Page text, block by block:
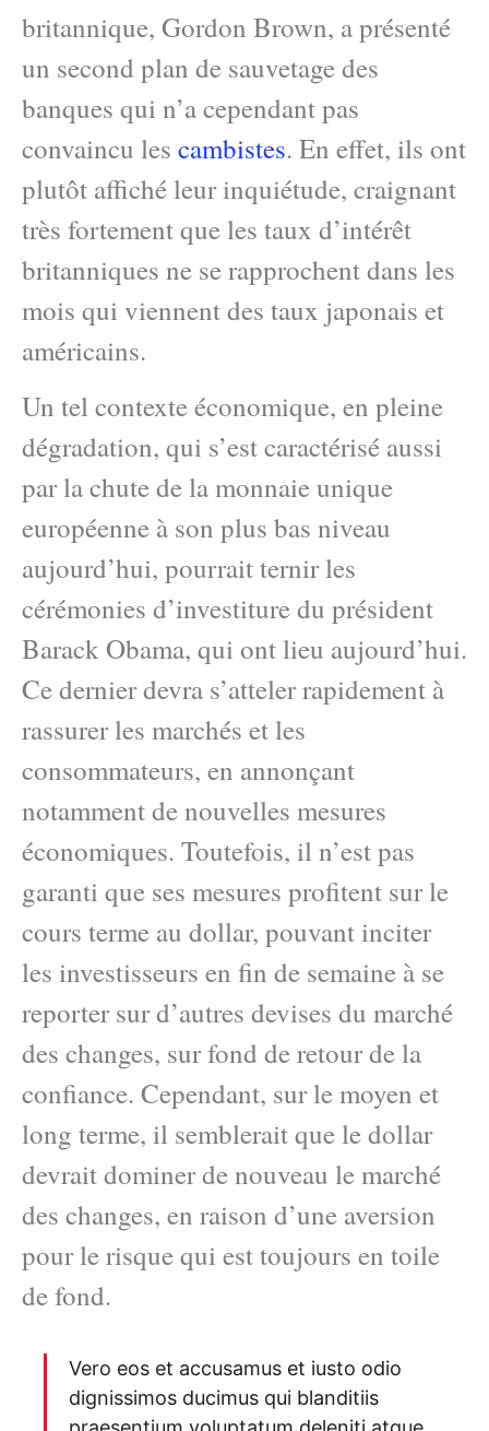
britannique, Gordon Brown, a présenté
un second plan de sauvetage des
banques qui n’a cependant pas
convaincu les cambistes. En effet, ils ont
plutôt affiché leur inquiétude, craignant
très fortement que les taux d’intérêt
britanniques ne se rapprochent dans les
mois qui viennent des taux japonais et
américains.
Un tel contexte économique, en pleine
dégradation, qui s’est caractérisé aussi
par la chute de la monnaie unique
européenne à son plus bas niveau
aujourd’hui, pourrait ternir les
cérémonies d’investiture du président
Barack Obama, qui ont lieu aujourd’hui.
Ce dernier devra s’atteler rapidement à
rassurer les marchés et les
consommateurs, en annonçant
notamment de nouvelles mesures
économiques. Toutefois, il n’est pas
garanti que ses mesures profitent sur le
cours terme au dollar, pouvant inciter
les investisseurs en fin de semaine à se
reporter sur d’autres devises du marché
des changes, sur fond de retour de la
confiance. Cependant, sur le moyen et
long terme, il semblerait que le dollar
devrait dominer de nouveau le marché
des changes, en raison d’une aversion
pour le risque qui est toujours en toile
de fond.
Vero eos et accusamus et iusto odio
dignissimos ducimus qui blanditiis